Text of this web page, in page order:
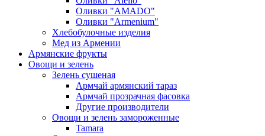
Оливки "AMADO"
Оливки "Armenium"
Хлебобулочные изделия
Мед из Армении
Армянские фрукты
Овощи и зелень
Зелень сушеная
Армчай армянский тараз
Армчай прозрачная фасовка
Другие производители
Овощи и зелень замороженные
Tamara